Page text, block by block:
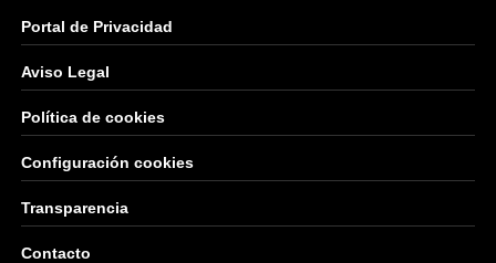
Portal de Privacidad
Aviso Legal
Política de cookies
Configuración cookies
Transparencia
Contacto